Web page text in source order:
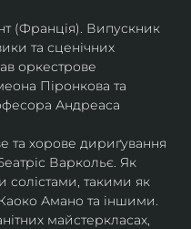
(Франція). Випускник
та сценічних
оркестрове
Піронкова та
Андреаса
та хорове дириґування
Варкольє. Як
солістами, такими як
Амано та іншими.
майстеркласах,